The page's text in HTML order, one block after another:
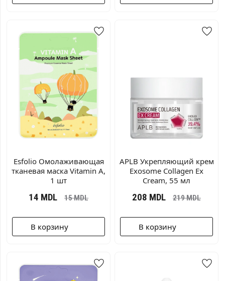
Esfolio Омолаживающая
тканевая маска Vitamin A,
1 шт
14 MDL 15MDL
В корзину
APLB Укрепляющий крем
Exosome Collagen Ex
Cream, 55 мл
208 MDL 219MDL
В корзину